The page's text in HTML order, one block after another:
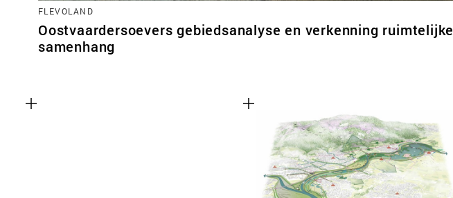
FLEVOLAND
Oostvaardersoevers gebiedsanalyse en verkenning ruimtelijke
samenhang